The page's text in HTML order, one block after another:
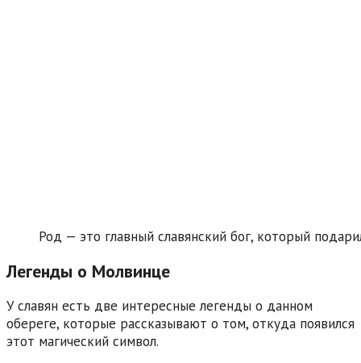
Род — это главный славянский бог, который
Легенды о Молвинце
У славян есть две интересные легенды о данном
обереге, которые рассказывают о том, откуда появился
этот магический символ.